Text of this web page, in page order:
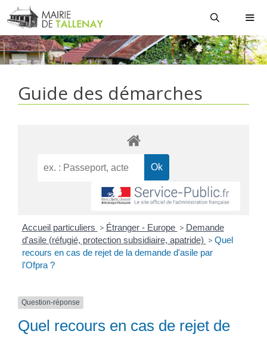
Aller
au
contenu
Guide des démarches
Accueil particuliers > Étranger - Europe > Demande
d'asile (réfugié, protection subsidiaire, apatride) > Quel
recours en cas de rejet de la demande d'asile par
l'Ofpra ?
Question-réponse
Quel recours en cas de rejet de